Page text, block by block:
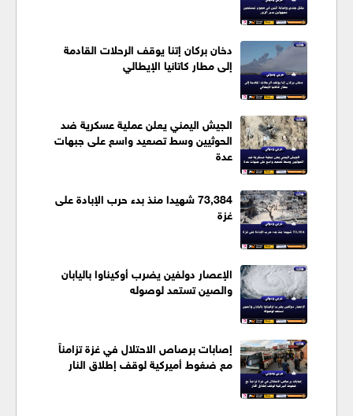
دخان بركان إتنا يوقف الرحلات القادمة
إلى مطار كاتانيا الإيطالي
الجيش اليمني يعلن عملية عسكرية ضد
الحوثيين وسط تصعيد واسع على جبهات
عدة
73,384 شهيدا منذ بدء حرب الإبادة على
غزة
الإعصار دولفين يضرب أوكيناوا باليابان
والصين تستعد لوصوله
إصابات برصاص الاحتلال في غزة تزامناً
مع ضغوط أميركية لوقف إطلاق النار